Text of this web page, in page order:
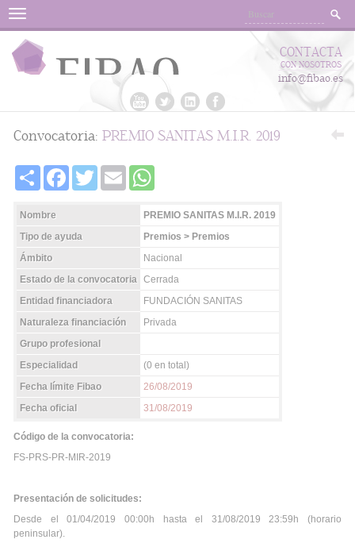
Menu
CONTACTA
CON NOSOTROS
info@fibao.es
Convocatoria: PREMIO SANITAS M.I.R. 2019
Share FacebookTwitter Email
Nombre
PREMIO SANITAS M.I.R. 2019
Tipo de ayuda
Premios > Premios
Ámbito
Nacional
Estado de la convocatoria Cerrada
Entidad financiadora
FUNDACIÓN SANITAS
Naturaleza financiación
Privada
Grupo profesional
Especialidad
(0 en total)
Fecha límite Fibao
26/08/2019
Fecha oficial
31/08/2019
Código de la convocatoria:
FS-PRS-PR-MIR-2019
Presentación de solicitudes:
Desde el 01/04/2019 00:00h hasta el 31/08/2019 23:59h (horario
peninsular).